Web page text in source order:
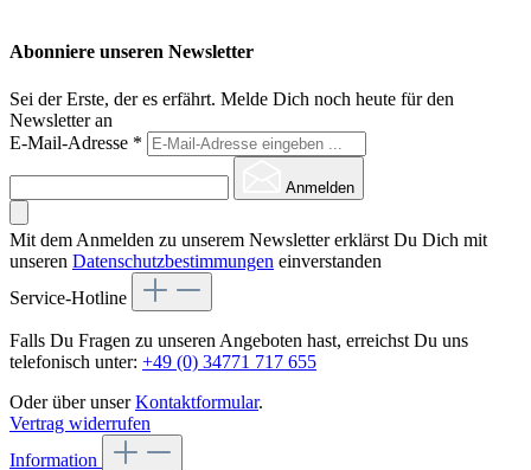
Abonniere unseren Newsletter
Sei der Erste, der es erfährt. Melde Dich noch heute für den
Newsletter an
E-Mail-Adresse *
Anmelden
Mit dem Anmelden zu unserem Newsletter erklärst Du Dich mit
unseren Datenschutzbestimmungen einverstanden
Service-Hotline
Falls Du Fragen zu unseren Angeboten hast, erreichst Du uns
telefonisch unter: +49 (0) 34771 717 655
Oder über unserKontaktformular.
Vertrag widerrufen
Information